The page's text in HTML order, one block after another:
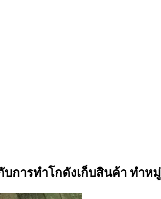
การทำโกดังเก็บสินค้า ทำห